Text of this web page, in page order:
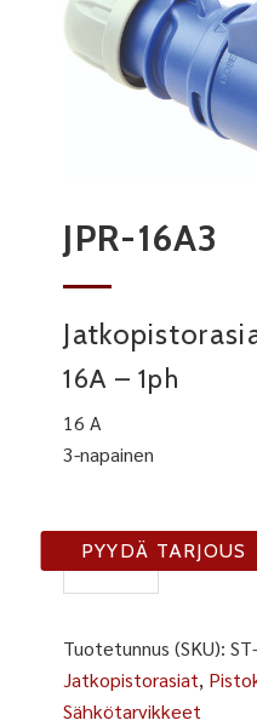
JPR-16A3
16A – 1ph
16 A
3-napainen
JPR-
16A3
PYYDÄ TARJOUS
Tuotetunnus (SKU):
Jatkopistorasiat,
Sähkötarvikkeet